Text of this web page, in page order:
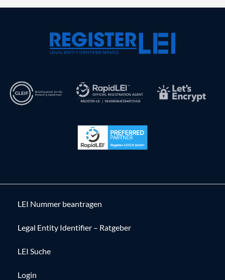
LEI Nummer beantragen
Legal Entity Identifier – Ratgeber
LEI Suche
Login